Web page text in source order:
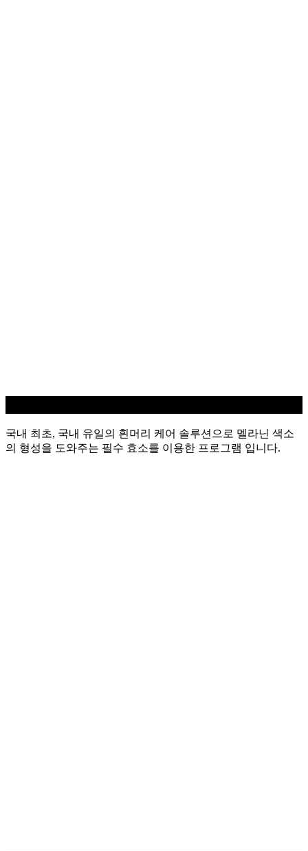
국내 최초, 국내 유일의 흰머리 케어 솔루션으로 멜라닌 색소
의 형성을 도와주는 필수 효소를 이용한 프로그램 입니다.